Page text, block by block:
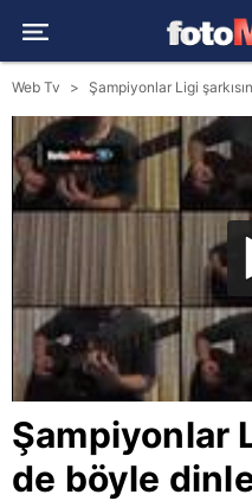
Web Tv Şampiyonlar Ligi
Şampiyonlar
de böyle